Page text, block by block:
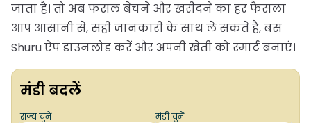
जाता है। तो अब फसल बेचने और खरीदने का हर फैसला
आप आसानी से, सही जानकारी के साथ ले सकते हैं, बस
Shuru ऐप डाउनलोड करें और अपनी खेती को स्मार्ट बनाएं।
मंडी बदलें
राज्य चुनें मंडी चुनें